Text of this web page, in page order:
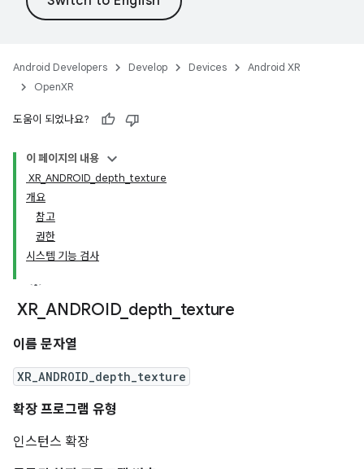
Android Developers Develop Devices
Android XR
OpenXR
도움이 되었나요?
이 페이지의 내용
XR_ANDROID_depth_texture
개요
참고
권한
시스템 기능 검사
XR_ ANDROID_ depth_ texture
이름 문자열
XR_ANDROID_depth_texture
확장 프로그램 유형
인스턴스 확장